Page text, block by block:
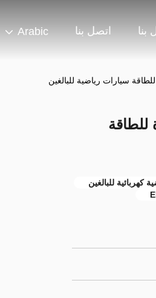
بنا اتصل بنا Arabic
سيارات رياضية للبالغين
للطاقة